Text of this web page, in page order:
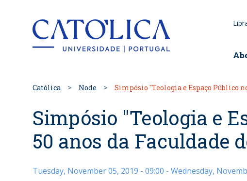
Back to homepage
Católica Node Simpósio "Teologia e Espaço Público
Simpósio "Teologia e
50 anos da Faculdade
Tuesday, November 05, 2019 - 09:00 - Wednesday,